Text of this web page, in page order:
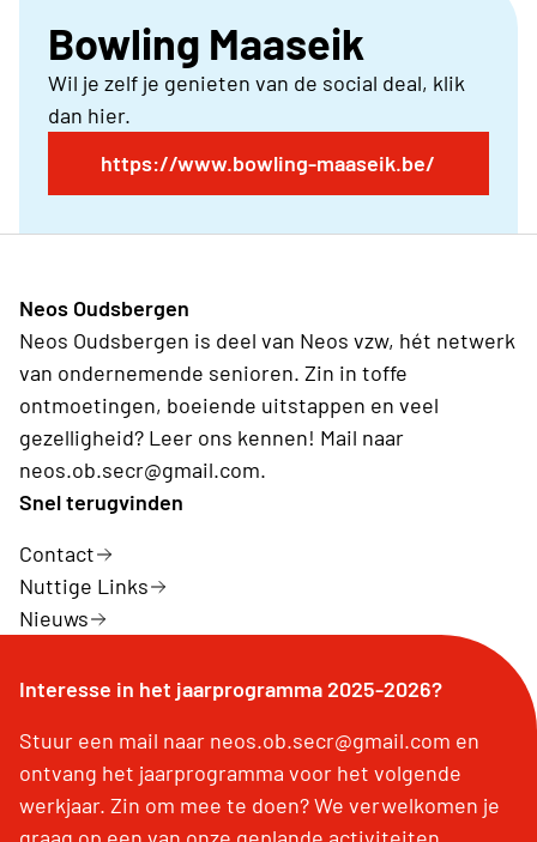
Bowling Maaseik
Wil je zelf je genieten van de social deal, klik
dan hier.
https://www.bowling-maaseik.be/
Neos Oudsbergen
Neos Oudsbergen is deel van Neos vzw, hét netwerk
van ondernemende senioren. Zin in toffe
ontmoetingen, boeiende uitstappen en veel
gezelligheid? Leer ons kennen! Mail naar
neos.ob.secr@gmail.com.
Snel terugvinden
Contact
Nuttige Links
Nieuws
Interesse in het jaarprogramma 2025-2026?
Stuur een mail naar neos.ob.secr@gmail.com en
ontvang het jaarprogramma voor het volgende
werkjaar. Zin om mee te doen? We verwelkomen je